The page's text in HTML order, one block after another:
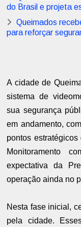
do Brasil e projeta
Queimados
para reforçar
A cidade de
sistema de
sua segurança
em andamento,
pontos
Monitoramento
expectativa da
operação ainda no
Nesta fase inicial,
pela cidade.